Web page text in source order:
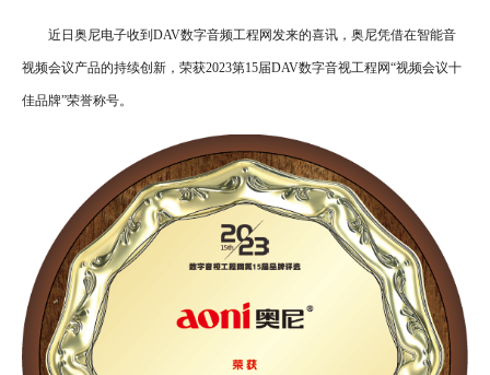
近日奥尼电子收到 DAV数字音频工程网发来的喜讯，奥尼凭借在智能音
视频会议产品的持续创新，荣获2023第15届DAV数字音视工程网“视频会议十
佳品牌”荣誉称号。